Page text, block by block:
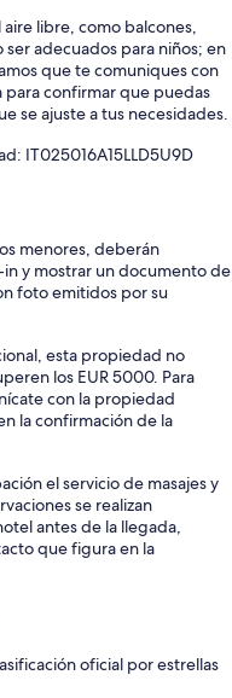
libre, como balcones,
adecuados para niños; en
que te comuniques con
confirmar que puedas
se ajuste a tus necesidades.
IT025016A15LLD5U9D
menores, deberán
y mostrar un documento de
foto emitidos por su
esta propiedad no
los EUR 5000. Para
con la propiedad
la confirmación de la
el servicio de masajes y
se realizan
antes de la llegada,
que figura en la
oficial por estrellas